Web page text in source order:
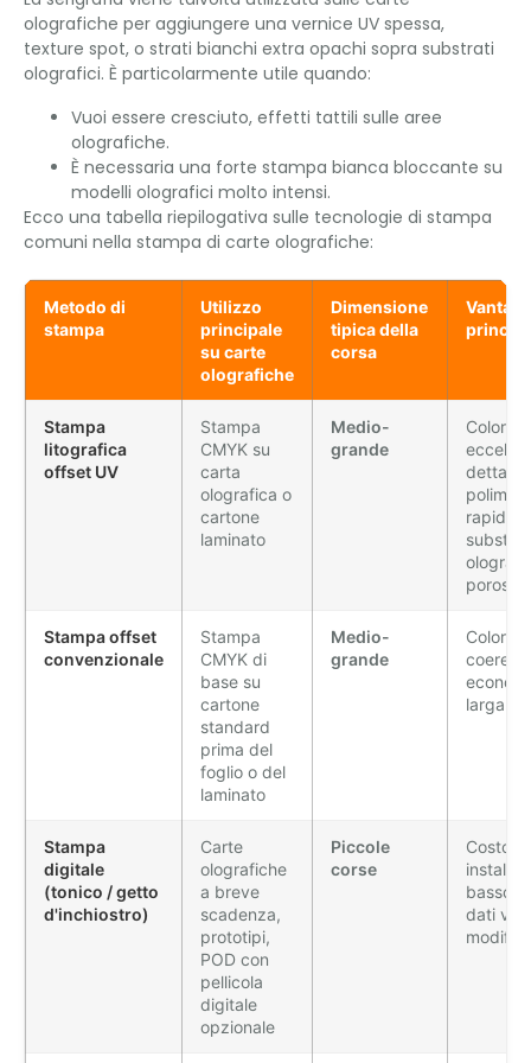
olografiche per aggiungere una vernice UV spessa,
texture spot, o strati bianchi extra opachi sopra substrati
olografici. È particolarmente utile quando:
Vuoi essere cresciuto, effetti tattili sulle aree
olografiche.
È necessaria una forte stampa bianca bloccante su
modelli olografici molto intensi.
Ecco una tabella riepilogativa sulle tecnologie di stampa
comuni nella stampa di carte olografiche:
Metodo di
stampa
Utilizzo
principale
su carte
olografiche
Dimensione
tipica della
corsa
Stampa
litografica
offset UV
Stampa
CMYK su
carta
olografica o
cartone
laminato
Medio-
grande
Colore
rapida
porosi
Stampa offset
convenzionale
Stampa
CMYK di
base su
cartone
standard
prima del
foglio o del
laminato
Medio-
grande
Colore
larga
Stampa
digitale
(tonico / getto
d'inchiostro)
Carte
olografiche
a breve
scadenza,
prototipi,
POD con
pellicola
digitale
opzionale
Piccole
corse
Costo di
basso,
dati